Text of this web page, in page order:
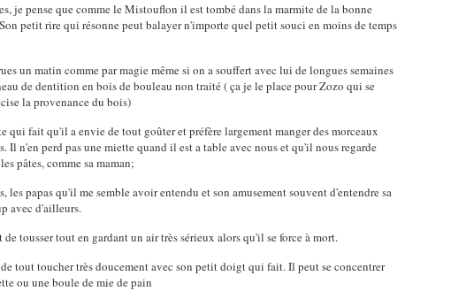
je pense que comme le Mistouflon il est tombé dans la marmite de la bonne
petit rire qui résonne peut balayer n'importe quel petit souci en moins de temps
un matin comme par magie même si on a souffert avec lui de longues semaines
de dentition en bois de bouleau non traité ( ça je le place pour Zozo qui se
la provenance du bois)
qui fait qu'il a envie de tout goûter et préfère largement manger des morceaux
Il n'en perd pas une miette quand il est a table avec nous et qu'il nous regarde
pâtes, comme sa maman;
les papas qu'il me semble avoir entendu et son amusement souvent d'entendre sa
avec d'ailleurs.
de tousser tout en gardant un air très sérieux alors qu'il se force à mort.
tout toucher très doucement avec son petit doigt qui fait. Il peut se concentrer
ou une boule de mie de pain